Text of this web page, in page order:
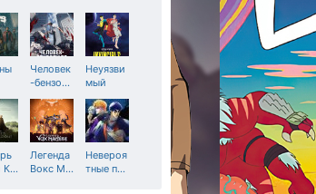
Человек
-бензо…
Неуязви
мый
К…
Легенда
Вокс М…
Невероя
тные п…